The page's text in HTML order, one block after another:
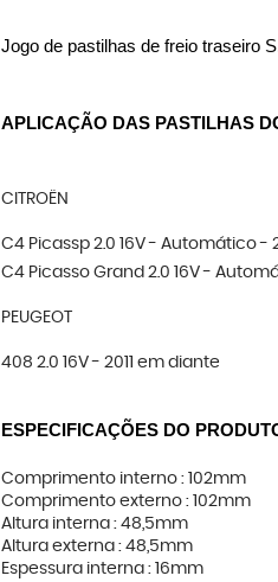
Jogo de pastilhas de freio traseiro
APLICAÇÃO DAS PASTILHAS
CITROËN
C4 Picassp 2.0 16V - Automático -
C4 Picasso Grand 2.0 16V -
PEUGEOT
408 2.0 16V - 2011 em diante
ESPECIFICAÇÕES DO
Comprimento interno : 102mm
Comprimento externo : 102mm
Altura interna : 48,5mm
Altura externa : 48,5mm
Espessura interna : 16mm